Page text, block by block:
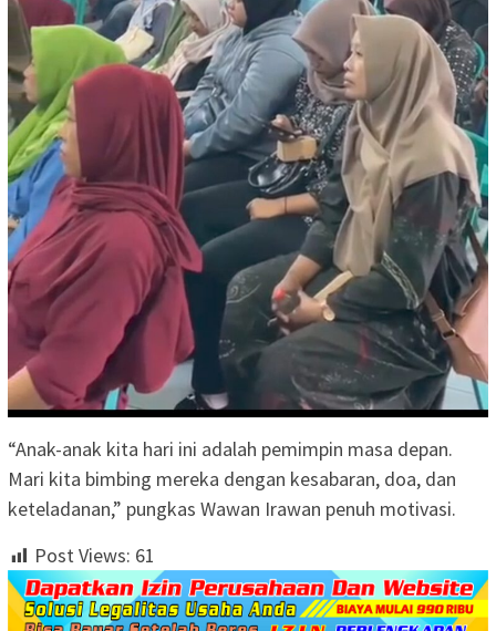
“Anak-anak kita hari ini adalah pemimpin masa depan.
Mari kita bimbing mereka dengan kesabaran, doa, dan
keteladanan,” pungkas Wawan Irawan penuh motivasi.
Post Views: 61